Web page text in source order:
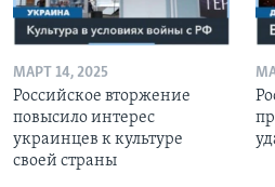
МАРТ 14, 2025
Российское вторжение
повысило интерес
украинцев к культуре
своей страны